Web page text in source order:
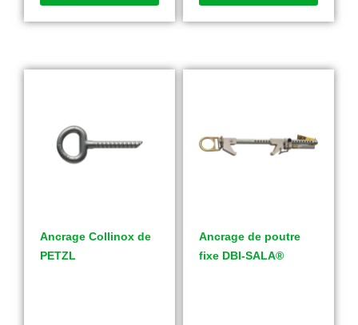
Ancrage Collinox de
PETZL
Ancrage de poutre
fixe DBI-SALA®